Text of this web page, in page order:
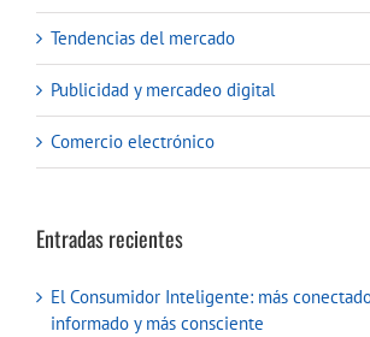
Tendencias del mercado
Publicidad y mercadeo digital
Comercio electrónico
Entradas recientes
El Consumidor Inteligente: más
informado y más consciente